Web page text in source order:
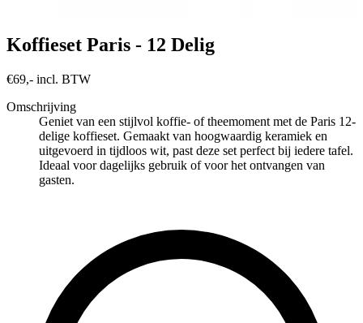
Koffieset Paris - 12 Delig
€69,- incl. BTW
Omschrijving
Geniet van een stijlvol koffie- of theemoment met de Paris 12-
delige koffieset. Gemaakt van hoogwaardig keramiek en
uitgevoerd in tijdloos wit, past deze set perfect bij iedere tafel.
Ideaal voor dagelijks gebruik of voor het ontvangen van
gasten.